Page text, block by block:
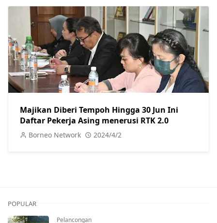
Majikan Diberi Tempoh Hingga 30 Jun Ini
Daftar Pekerja Asing menerusi RTK 2.0
Borneo Network 2024/4/2
POPULAR
Pelancongan